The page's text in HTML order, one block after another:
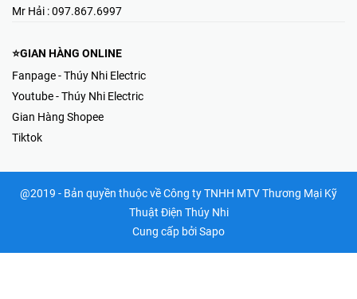
Mr Hải : 097.867.6997
⭐GIAN HÀNG ONLINE
Fanpage - Thúy Nhi Electric
Youtube - Thúy Nhi Electric
Gian Hàng Shopee
Tiktok
@2019 - Bản quyền thuộc về Công ty TNHH MTV Thương Mại Kỹ
Thuật Điện Thúy Nhi
Cung cấp bởiSapo